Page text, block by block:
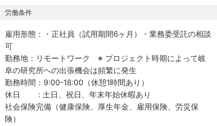
■ 主要業務
却システムの研究開発を担っていただきます。
・超伝導マグネット向け極低温冷却システムの設計・評価
・熱負荷解析・断熱を含む熱設計の検討
・超伝導コイルの冷却方式設計、クエンチ時熱挙動解析、
温度安定性評価
・クライオスタットを含む極低温試験設備の設計・構築・
運用
労働条件
雇用形態：・正社員（試用期間6ヶ月）・業務委受託の相談
可
勤務地：リモートワーク ※ プロジェクト時期によって岐
阜の研究所への出張機会は頻繁に発生
勤務時間：9:00-18:00（休憩1時間あり）
休日 : 土日、祝日、年末年始休暇あり
社会保険完備（健康保険、厚生年金、雇用保険、労災保
険）